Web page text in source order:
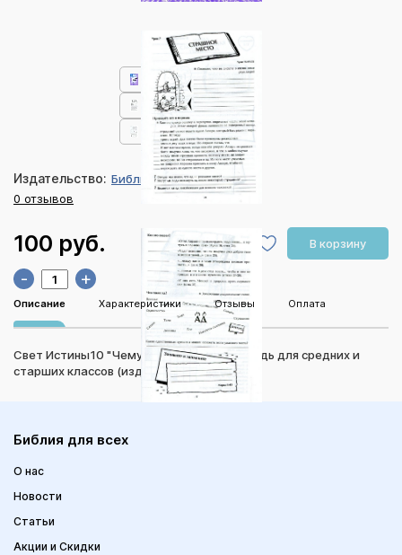
Издательство: Библия для всех
0 отзывов
100 руб. В корзину
- +
Описание Характеристики Отзывы Оплата
Свет Истины10 "Чему учит Библия" Тетрадь для средних и
старших классов (изд. "Библия для всех")
Библия для всех
О нас
Новости
Статьи
Акции и Скидки